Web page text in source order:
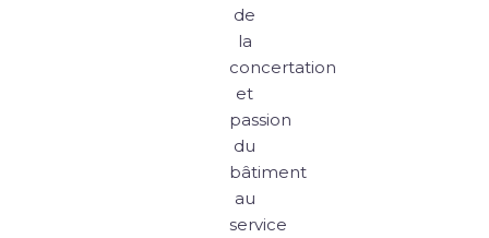
de
la
concertation
et
passion
du
bâtiment
au
service